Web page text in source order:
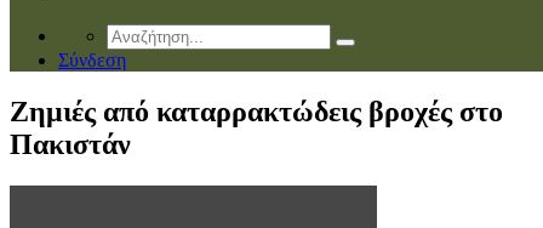
Σύνδεση
Ζημιές από καταρρακτώδεις βροχές στο
Πακιστάν